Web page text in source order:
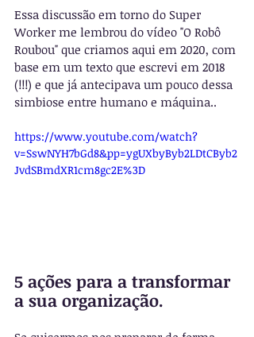
Essa discussão em torno do Super
Worker me lembrou do vídeo "O Robô
Roubou" que criamos aqui em 2020, com
base em um texto que escrevi em 2018
(!!!) e que já antecipava um pouco dessa
simbiose entre humano e máquina..
https://www.youtube.com/watch?
v=SswNYH7bGd8&pp=ygUXbyByb2LDtCByb2
JvdSBmdXR1cm8gc2E%3D
5 ações para a transformar
a sua organização.